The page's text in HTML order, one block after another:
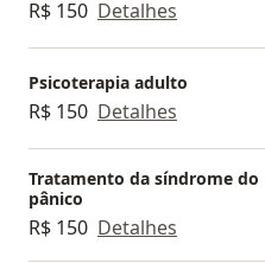
R$ 150 Detalhes
Psicoterapia adulto
R$ 150 Detalhes
Tratamento da síndrome do
pânico
R$ 150 Detalhes